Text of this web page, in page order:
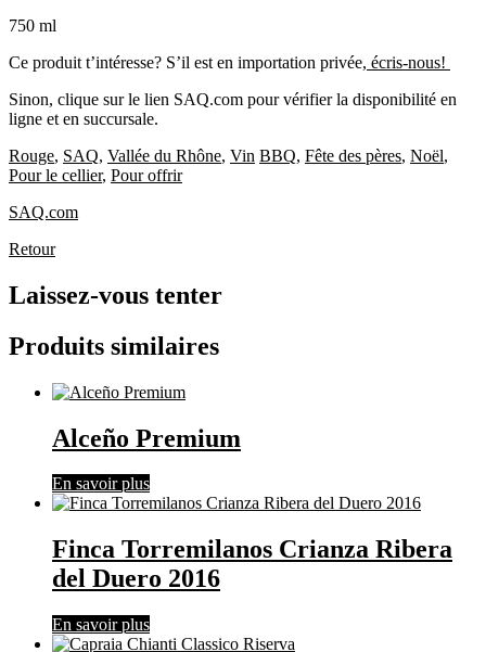
750 ml
Ce produit t’intéresse? S’il est en importation privée, écris-nous!
Sinon, clique sur le lien SAQ.com pour vérifier la disponibilité en
ligne et en succursale.
Rouge, SAQ, Vallée du Rhône, Vin BBQ, Fête des pères, Noël,
Pour le cellier, Pour offrir
SAQ.com
Retour
Laissez-vous tenter
Produits similaires
Alceño Premium
En savoir plus
Finca Torremilanos Crianza Ribera
del Duero 2016
En savoir plus